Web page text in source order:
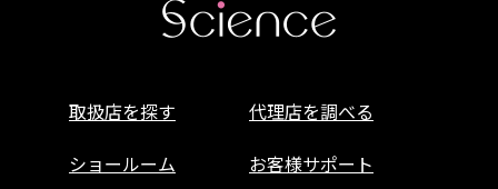
取扱店を探す
代理店を調べる
ショールーム
お客様サポート